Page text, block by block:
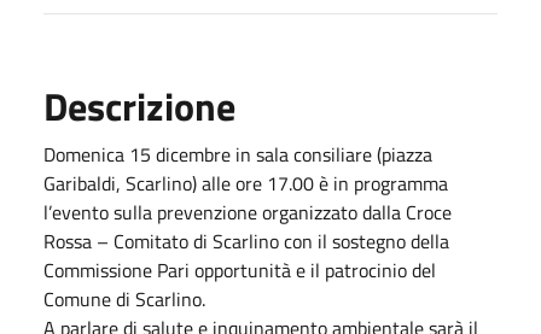
Descrizione
Domenica 15 dicembre in sala consiliare (piazza
Garibaldi, Scarlino) alle ore 17.00 è in programma
l’evento sulla prevenzione organizzato dalla Croce
Rossa – Comitato di Scarlino con il sostegno della
Commissione Pari opportunità e il patrocinio del
Comune di Scarlino.
A parlare di salute e inquinamento ambientale sarà il